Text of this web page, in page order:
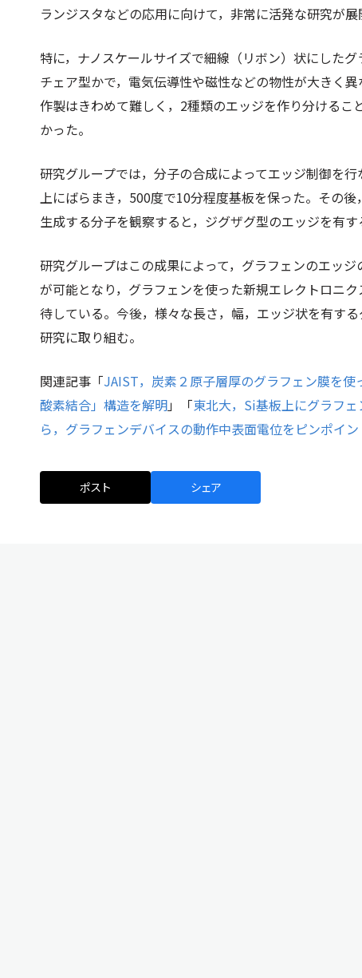
ランジスタなどの応用に向けて，非常に活発な研究が展
特に，ナノスケールサイズで細線（リボン）状にした
チェア型かで，電気伝導性や磁性などの物性が大きく
作製はきわめて難しく，2種類のエッジを作り分ける
かった。
研究グループでは，分子の合成によってエッジ制御を
上にばらまき，500度で10分程度基板を保った。その
生成する分子を観察すると，ジグザグ型のエッジを有
研究グループはこの成果によって，グラフェンのエッ
が可能となり，グラフェンを使った新規エレクトロニ
待している。今後，様々な長さ，幅，エッジ状を有す
研究に取り組む。
関連記事「JAIST，炭素２原子層厚のグラフェン膜を
酸素結合」構造を解明」「東北大，Si基板上にグラフ
ら，グラフェンデバイスの動作中表面電位をピンポイ
ポスト シェア